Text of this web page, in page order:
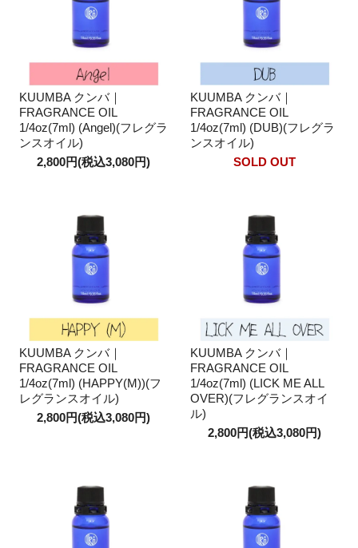
KUUMBA クンバ｜
FRAGRANCE OIL
1/4oz(7ml) (Angel)(フレグラ
ンスオイル)
2,800円(税込3,080円)
KUUMBA クンバ｜
FRAGRANCE OIL
1/4oz(7ml) (DUB)(フレグラ
ンスオイル)
SOLD OUT
KUUMBA クンバ｜
FRAGRANCE OIL
1/4oz(7ml) (HAPPY(M))(フ
レグランスオイル)
2,800円(税込3,080円)
KUUMBA クンバ｜
FRAGRANCE OIL
1/4oz(7ml) (LICK ME ALL
OVER)(フレグランスオイ
ル)
2,800円(税込3,080円)